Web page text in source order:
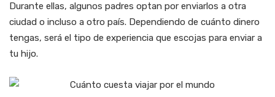
Durante ellas, algunos padres optan por enviarlos a otra
ciudad o incluso a otro país. Dependiendo de cuánto dinero
tengas, será el tipo de experiencia que escojas para enviar a
tu hijo.